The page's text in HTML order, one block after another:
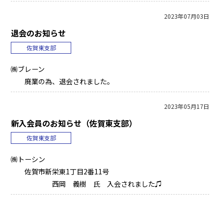
2023年07月03日
退会のお知らせ
佐賀東支部
㈱ブレーン
廃業の為、退会されました。
2023年05月17日
新入会員のお知らせ（佐賀東支部）
佐賀東支部
㈱トーシン
佐賀市新栄東1丁目2番11号
西岡 義樹 氏 入会されました♫